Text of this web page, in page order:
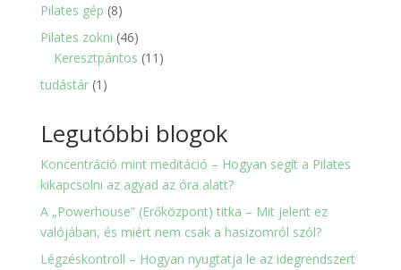
Pilates gép 88
termék
Pilates zokni 4646
termék
Keresztpántos 11 11
tudástár 1 1
Legutóbbi blogok
Koncentráció mint meditáció – Hogyan segít a Pilates
kikapcsolni az agyad az óra alatt?
A „Powerhouse” (Erőközpont) titka – Mit jelent ez
valójában, és miért nem csak a hasizomról szól?
Légzéskontroll – Hogyan nyugtatja le az idegrendszert